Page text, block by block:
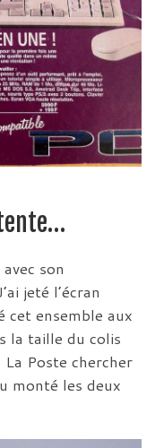
son
jeté l’écran
cet ensemble aux
la taille du colis
La Poste chercher
monté les deux